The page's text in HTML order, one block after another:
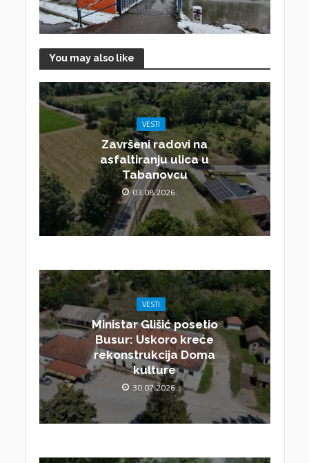
You may also like
VESTI
Završeni radovi na
asfaltiranju ulica u
Tabanovcu
03.08.2026.
VESTI
Ministar Glišić posetio
Busur: Uskoro kreće
rekonstrukcija Doma
kulture
30.07.2026.